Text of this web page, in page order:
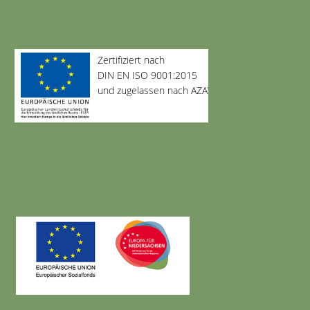
Zertifiziert nach
DIN EN ISO 9001:2015
und zugelassen nach AZAV